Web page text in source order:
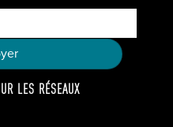
LES RÉSEAUX